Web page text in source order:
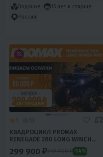
Водяное
15 лет и старше
Россия
ХИТ ПРОДАЖ
КВАДРОЦИКЛ PROMAX
RENEGADE 280 LONG WINCH
299 900 ₽349 900 ₽ -14%